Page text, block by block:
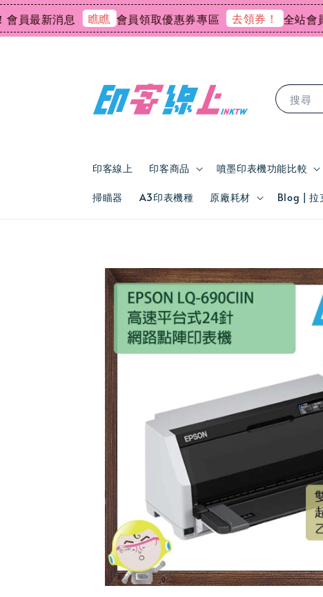
新消息 瞧瞧 會員領取優惠券專區 去領券！ 全站會員消
搜尋
印客線上 印客商品 噴墨印表機功能比較
掃瞄器 A3印表機種 原廠耗材 Blog | 拉